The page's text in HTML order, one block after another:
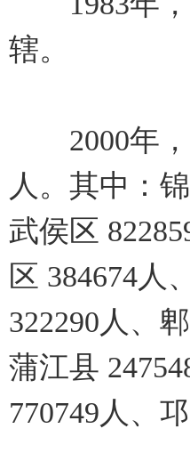
辖。
2000年，
人。其中：
武侯区
区 384674人
322290人、
蒲江县
770749人、